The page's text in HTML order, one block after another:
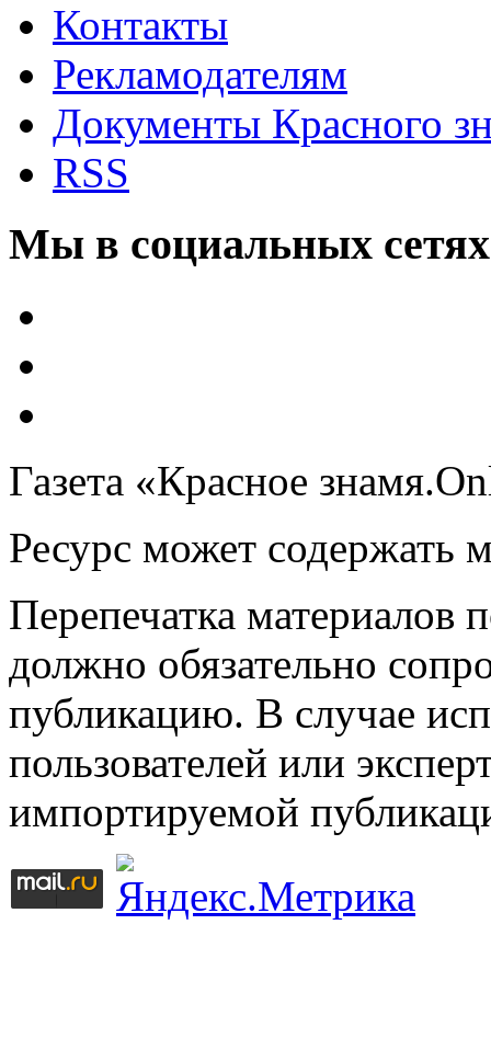
Контакты
Рекламодателям
Документы Красного
RSS
Мы в социальных сетях
Газета «Красное
Ресурс может содержать
Перепечатка материалов
должно обязательно
публикацию. В случае
пользователей или
импортируемой